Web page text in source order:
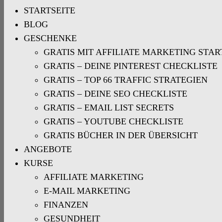
STARTSEITE
BLOG
GESCHENKE
GRATIS MIT AFFILIATE MARKETING
GRATIS – DEINE PINTEREST CHECKLISTE
GRATIS – TOP 66 TRAFFIC STRATEGIEN
GRATIS – DEINE SEO CHECKLISTE
GRATIS – EMAIL LIST SECRETS
GRATIS – YOUTUBE CHECKLISTE
GRATIS BÜCHER IN DER ÜBERSICHT
ANGEBOTE
KURSE
AFFILIATE MARKETING
E-MAIL MARKETING
FINANZEN
GESUNDHEIT